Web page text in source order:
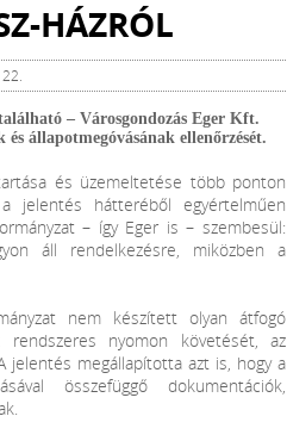
HÁZRÓL
– Városgondozás Eger Kft.
állapotmegóvásának ellenőrzését.
és üzemeltetése több ponton
jelentés hátteréből egyértelműen
– így Eger is – szembesül:
áll rendelkezésre, miközben a
nem készített olyan átfogó
nyomon követését, az
jelentés megállapította azt is, hogy a
összefüggő dokumentációk,